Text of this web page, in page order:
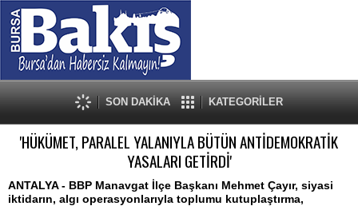
SON DAKİKA KATEGORİLER
'HÜKÜMET, PARALEL YALANIYLA BÜTÜN ANTİDEMOKRATİK
YASALARI GETİRDİ'
ANTALYA - BBP Manavgat İlçe Başkanı Mehmet Çayır, siyasi
iktidarın, algı operasyonlarıyla toplumu kutuplaştırma,